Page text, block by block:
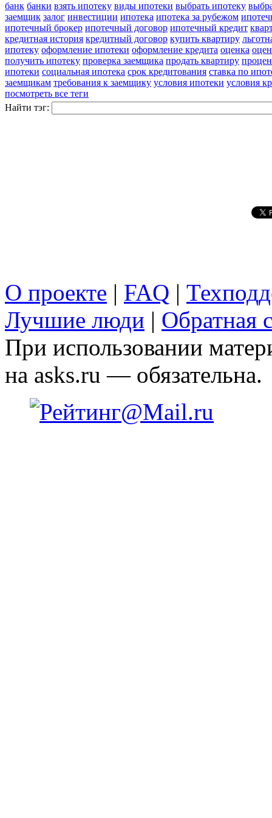
банк банки взять ипотеку виды ипотеки выбрать ипотеку
заемщик залог инвестиции ипотека ипотека за рубежом
ипотечный брокер ипотечный договор ипотечный кредит
кредитная история кредитный договор купить квартиру
ипотеку оформление ипотеки оформление кредита оценка
получить ипотеку проверка заемщика продать квартиру
ипотеки социальная ипотека срок кредитования ставка по
заемщикам требования к заемщику условия ипотеки условия
посмотреть все теги
Найти тэг:
О проекте | FAQ |
Лучшие люди | Обратная
При использовании
на asks.ru — обязательна.